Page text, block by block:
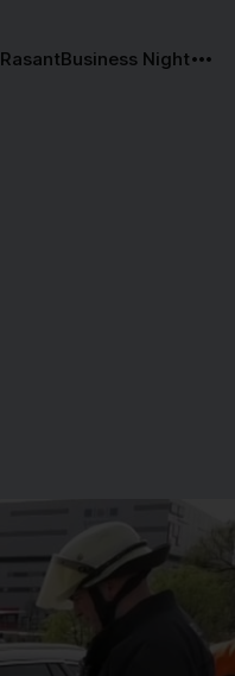
RasantBusiness Night